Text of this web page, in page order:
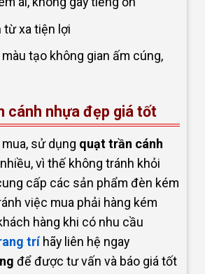
xa tiện lợi
màu tạo không gian ấm cúng,
cánh nhựa đẹp giá tốt
sử dụng quạt trần cánh
vì thế không tránh khỏi
cấp các sản phẩm đèn kém
việc mua phải hàng kém
hàng khi có nhu cầu
tríhãy liên hệ ngay
để được tư vấn và báo giá tốt